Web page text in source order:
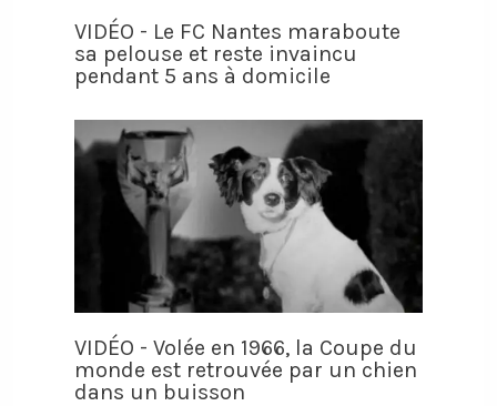
VIDÉO - Le FC Nantes maraboute
sa pelouse et reste invaincu
pendant 5 ans à domicile
VIDÉO - Volée en 1966, la Coupe du
monde est retrouvée par un chien
dans un buisson